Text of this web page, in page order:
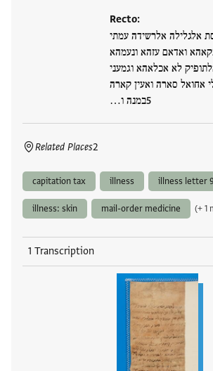
Recto:
אלגלילה אלרשידה עמתי
ואדאם עזהא ונעמהא
לא אכלאהא וגמעני
אחואל סארה ואעין קארה
במנה ו…
Related Places2
capitation tax illness illness letter
illness: skin mail-order medicine (+ 1
1 Transcription